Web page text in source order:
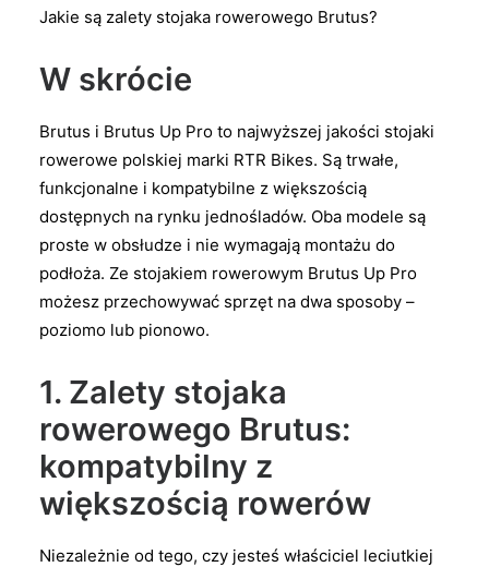
Jakie są zalety stojaka rowerowego Brutus?
W skrócie
Brutus i Brutus Up Pro to najwyższej jakości stojaki
rowerowe polskiej marki RTR Bikes. Są trwałe,
funkcjonalne i kompatybilne z większością
dostępnych na rynku jednośladów. Oba modele są
proste w obsłudze i nie wymagają montażu do
podłoża. Ze stojakiem rowerowym Brutus Up Pro
możesz przechowywać sprzęt na dwa sposoby –
poziomo lub pionowo.
1. Zalety stojaka
rowerowego Brutus:
kompatybilny z
większością rowerów
Niezależnie od tego, czy jesteś właściciel leciutkiej